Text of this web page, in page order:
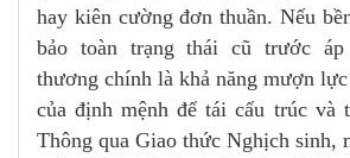
hay kiên cường đơn thuần. Nếu
bảo toàn trạng thái cũ trước
thương chính là khả năng mượn
của định mệnh để tái cấu trúc và
Thông qua Giao thức Nghịch sinh,